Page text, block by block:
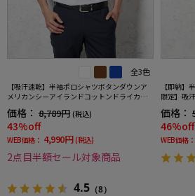
全3色
【吸汗速乾】半袖ポロシャツボタンダウンア
メリカンシーアイランドコットンドライカジ
ュアルインナー無地春夏
価格： 8,789円 (税込)
43%off
WEB価格： 4,990円 (税込)
2点目半額セール対象商品
4.5 （8）
【即納】
限定】吸
UN春夏
価格：
46%off
WEB価格：